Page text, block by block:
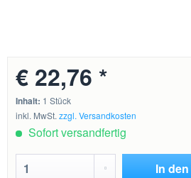
€ 22,76 *
Inhalt: 1 Stück
inkl. MwSt.zzgl. Versandkosten
Sofort versandfertig
In den